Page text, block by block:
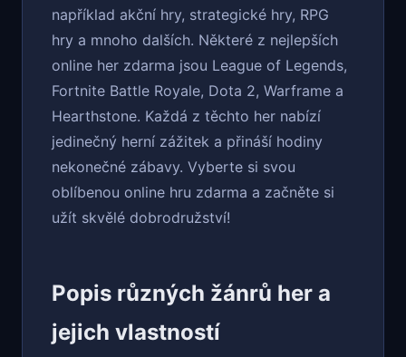
například akční hry, strategické hry, RPG
hry a mnoho dalších. Některé z nejlepších
online her zdarma jsou League of Legends,
Fortnite Battle Royale, Dota 2, Warframe a
Hearthstone. Každá z těchto her nabízí
jedinečný herní zážitek a přináší hodiny
nekonečné zábavy. Vyberte si svou
oblíbenou online hru zdarma a začněte si
užít skvělé dobrodružství!
Popis různých žánrů her a
jejich vlastností